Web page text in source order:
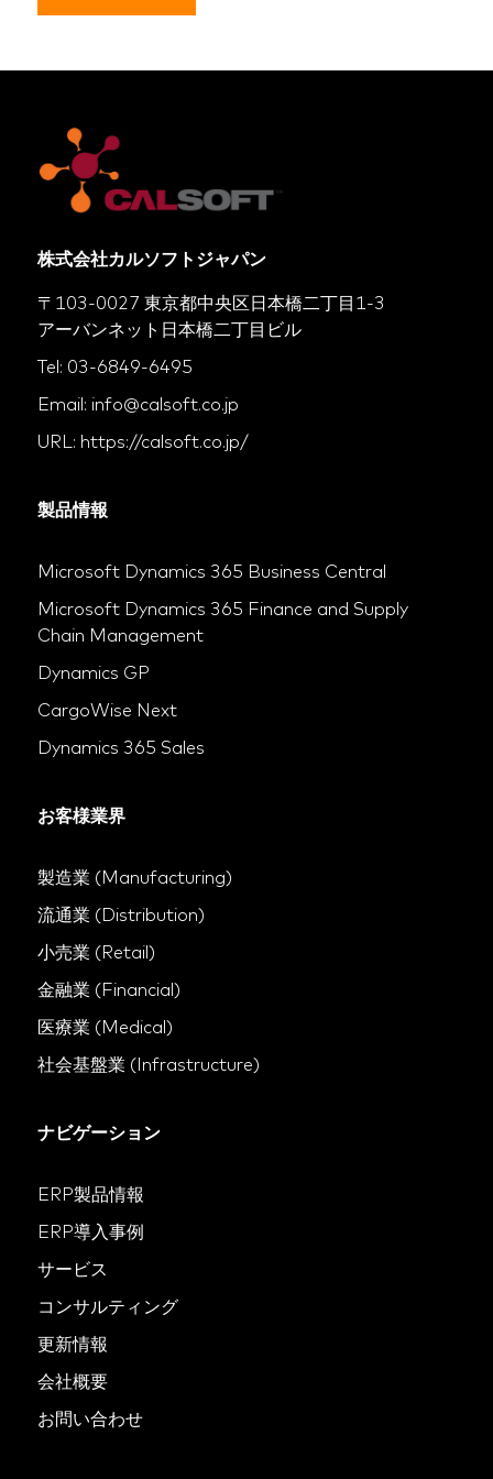
株式会社カルソフトジャパン
〒103-0027 東京都中央区日本橋二丁目1-3
アーバンネット日本橋二丁目ビル
Tel: 03-6849-6495
Email: info@calsoft.co.jp
URL: https://calsoft.co.jp/
製品情報
Microsoft Dynamics 365 Business Central
Microsoft Dynamics 365 Finance and Supply
Chain Management
Dynamics GP
CargoWise Next
Dynamics 365 Sales
お客様業界
製造業 (Manufacturing)
流通業 (Distribution)
小売業 (Retail)
金融業 (Financial)
医療業 (Medical)
社会基盤業 (Infrastructure)
ナビゲーション
ERP製品情報
ERP導入事例
サービス
コンサルティング
更新情報
会社概要
お問い合わせ